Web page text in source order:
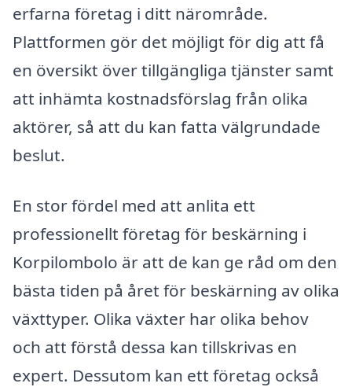
erfarna företag i ditt närområde.
Plattformen gör det möjligt för dig att få
en översikt över tillgängliga tjänster samt
att inhämta kostnadsförslag från olika
aktörer, så att du kan fatta välgrundade
beslut.
En stor fördel med att anlita ett
professionellt företag för beskärning i
Korpilombolo är att de kan ge råd om den
bästa tiden på året för beskärning av olika
växttyper. Olika växter har olika behov
och att förstå dessa kan tillskrivas en
expert. Dessutom kan ett företag också